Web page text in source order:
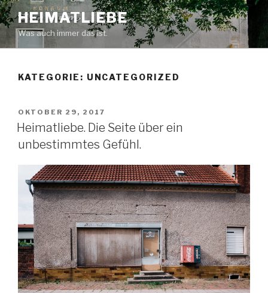
Zum
Inhalt
springen
HEIMATLIEBE
Was auch immer das ist.
KATEGORIE: UNCATEGORIZED
VERÖFFENTLICHT
AM
OKTOBER 29, 2017
Heimatliebe. Die Seite über ein
unbestimmtes Gefühl.